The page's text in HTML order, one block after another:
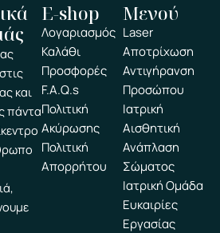
και
πάντα
E-shop
Λογαριασμός
Καλάθι
Προσφορές
F.A.Q.s
Πολιτική
Ακύρωσης
Πολιτική
Απορρήτου
Μενού
Laser
Αποτρίχωση
Αντιγήρανση
Προσώπου
Ιατρική
Αισθητική
Ανάπλαση
Σώματος
Ιατρική Ομάδα
Ευκαιρίες
Εργασίας